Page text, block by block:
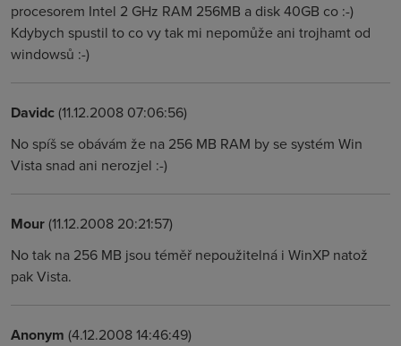
procesorem Intel 2 GHz RAM 256MB a disk 40GB co :-)
Kdybych spustil to co vy tak mi nepomůže ani trojhamt od
windowsů :-)
Davidc(11.12.2008 07:06:56)
No spíš se obávám že na 256 MB RAM by se systém Win
Vista snad ani nerozjel :-)
Mour(11.12.2008 20:21:57)
No tak na 256 MB jsou téměř nepoužitelná i WinXP natož
pak Vista.
Anonym (4.12.2008 14:46:49)